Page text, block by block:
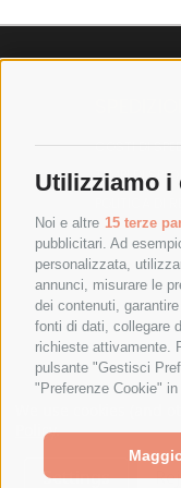
Utilizziamo i
Noi e altre 15 terze
pubblicitari. Ad
personalizzata,
annunci, misurare le
dei contenuti,
fonti di dati, collegare
richieste attivamente.
pulsante "Gestisci
"Preferenze Cookie"
COSTI DI
TEMPI DI
Policy.
Settings